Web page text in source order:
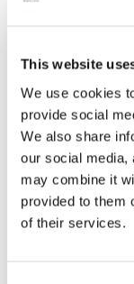
This website
We use cookies
provide social
We also share
our social media,
may combine it
provided to them
of their services.
Barbara van
€ 9,99
Bekijk alles van
Meer van